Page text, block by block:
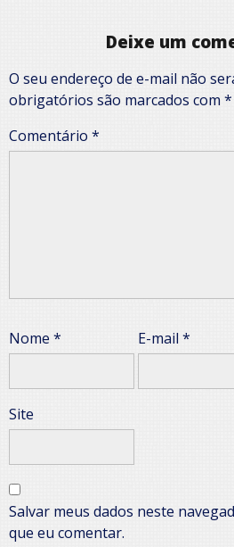
Deixe um
O seu endereço de e-mail não
obrigatórios são marcados com *
Comentário *
Nome * E-mail *
Site
Salvar meus dados neste
que eu comentar.